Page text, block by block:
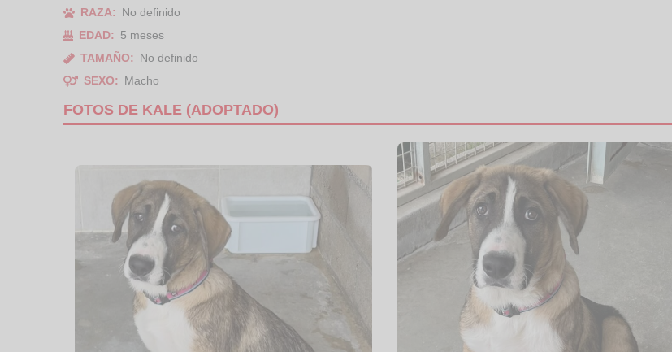
RAZA:
No definido
EDAD:
5 meses
TAMAÑO:
No definido
SEXO:
Macho
FOTOS DE KALE (ADOPTADO)